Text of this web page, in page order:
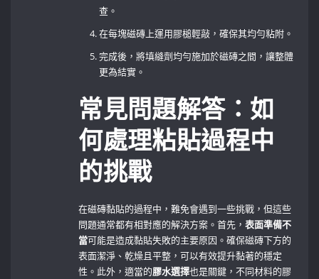
查。
在每塊磁磚上運用膠槌輕敲，確保其均勻粘附。
完成後，將填縫劑均勻施加於磁磚之間，讓整體
更為結實。
常見問題解答：如
何處理粘貼過程中
的挑戰
在磁磚黏貼的過程中，難免會遇到一些挑戰，但這些
問題通常都有相對應的解決方案。首先，表面準備不
當可能是造成黏貼失敗的主要原因。確保磁磚下方的
表面潔淨、乾燥且平整，可以有效提升黏著的穩定
性。此外，適當的膠水選擇也是關鍵，不同材料的膠